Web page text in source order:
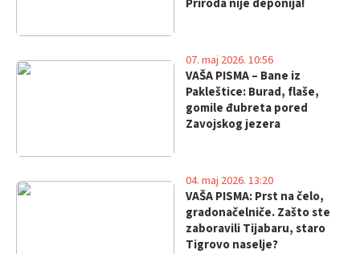
Priroda nije deponija!
VAŠA PISMA – Bane iz
Pakleštice: Burad, flaše,
gomile đubreta pored
Zavojskog jezera
07. maj 2026. 10:56
VAŠA PISMA: Prst na čelo,
gradonačelniče. Zašto ste
zaboravili Tijabaru, staro
Tigrovo naselje?
04. maj 2026. 13:20